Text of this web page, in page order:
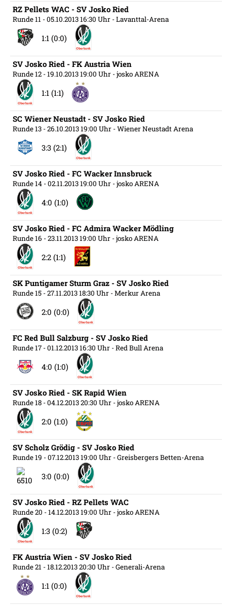
RZ Pellets WAC - SV Josko Ried
Runde 11 - 05.10.2013 16:30 Uhr - Lavanttal-Arena
1:1 (0:0)
SV Josko Ried - FK Austria Wien
Runde 12 - 19.10.2013 19:00 Uhr - josko ARENA
1:1 (1:1)
SC Wiener Neustadt - SV Josko Ried
Runde 13 - 26.10.2013 19:00 Uhr - Wiener Neustadt Arena
3:3 (2:1)
SV Josko Ried - FC Wacker Innsbruck
Runde 14 - 02.11.2013 19:00 Uhr - josko ARENA
4:0 (1:0)
SV Josko Ried - FC Admira Wacker Mödling
Runde 16 - 23.11.2013 19:00 Uhr - josko ARENA
2:2 (1:1)
SK Puntigamer Sturm Graz - SV Josko Ried
Runde 15 - 27.11.2013 18:30 Uhr - Merkur Arena
2:0 (0:0)
FC Red Bull Salzburg - SV Josko Ried
Runde 17 - 01.12.2013 16:30 Uhr - Red Bull Arena
4:0 (1:0)
SV Josko Ried - SK Rapid Wien
Runde 18 - 04.12.2013 20:30 Uhr - josko ARENA
2:0 (1:0)
SV Scholz Grödig - SV Josko Ried
Runde 19 - 07.12.2013 19:00 Uhr - Greisbergers Betten-Arena
3:0 (0:0)
SV Josko Ried - RZ Pellets WAC
Runde 20 - 14.12.2013 19:00 Uhr - josko ARENA
1:3 (0:2)
FK Austria Wien - SV Josko Ried
Runde 21 - 18.12.2013 20:30 Uhr - Generali-Arena
1:1 (0:0)